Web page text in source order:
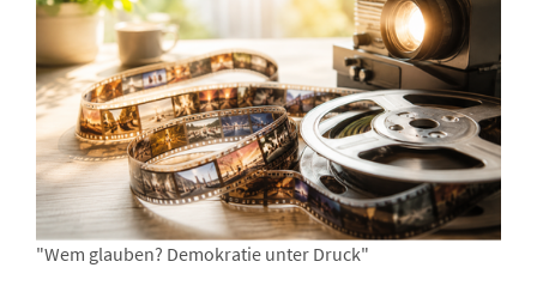
"Wem glauben? Demokratie unter Druck"